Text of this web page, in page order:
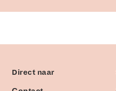
Direct naar